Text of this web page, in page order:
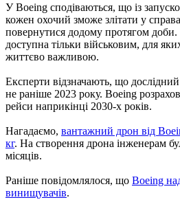
У Boeing сподіваються, що із
кожен охочий зможе злітати у
повернутися додому протягом доби.
доступна тільки військовим, для
життєво важливою.
Експерти відзначають, що дослідний
не раніше 2023 року. Boeing
рейси наприкінці 2030-х років.
Нагадаємо, вантажний дрон від
кг. На створення дрона інженерам
місяців.
Раніше повідомлялося, що Boeing
винищувачів.